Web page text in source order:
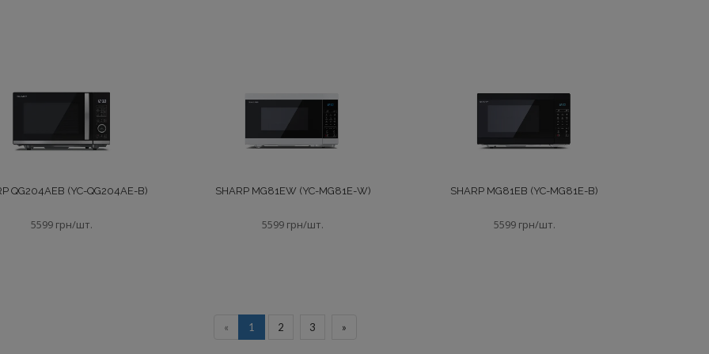
QG204AEB (YC-QG204AE-B)
5599 грн/шт.
SHARP MG81EW (YC-MG81E-W)
5599 грн/шт.
SHARP MG81EB (YC-MG81E-B)
5599 грн/шт.
« 1 2 3 »